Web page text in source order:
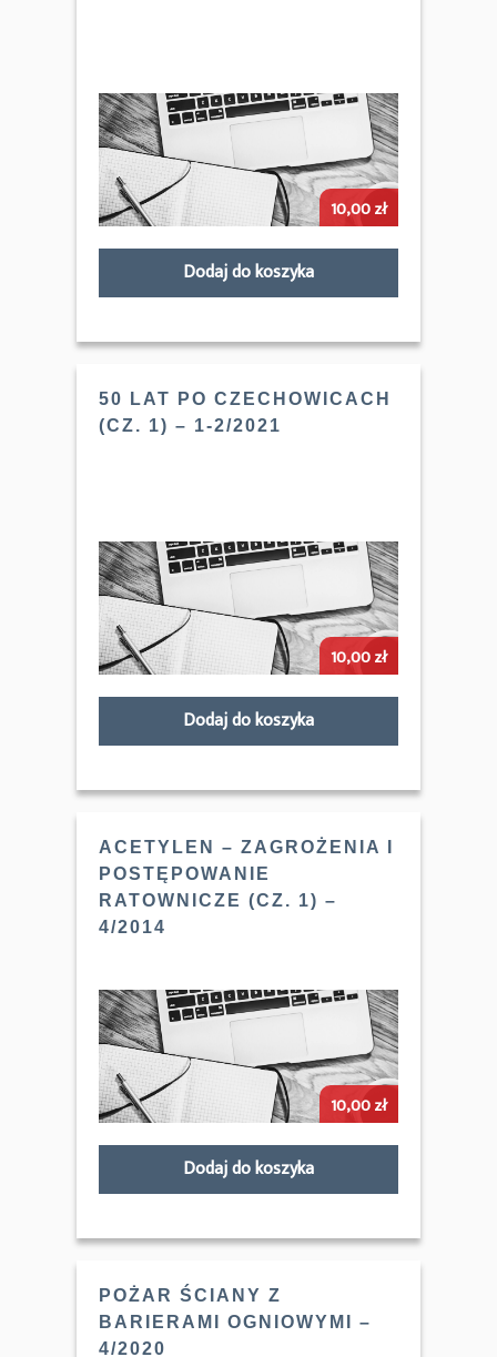
10,00zł
Dodaj do koszyka
50 LAT PO CZECHOWICACH
(CZ. 1) – 1-2/2021
10,00zł
Dodaj do koszyka
ACETYLEN – ZAGROŻENIA I
POSTĘPOWANIE
RATOWNICZE (CZ. 1) –
4/2014
10,00zł
Dodaj do koszyka
POŻAR ŚCIANY Z
BARIERAMI OGNIOWYMI –
4/2020